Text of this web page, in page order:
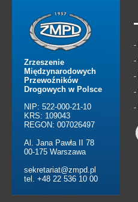
Zrzeszenie
Międzynarodowych
Przewoźników
Drogowych w Polsce
NIP: 522-000-21-10
KRS: 109043
REGON: 007026497
Al. Jana Pawła II 78
00-175 Warszawa
sekretariat@zmpd.pl
tel. +48 22 536 10 00
-
-
-
-
-